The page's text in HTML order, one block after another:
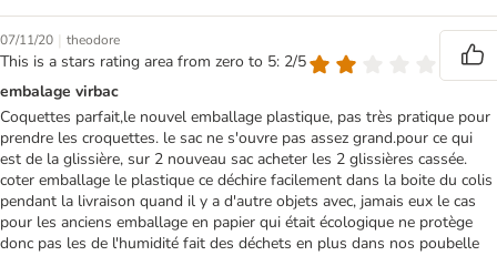
07/11/20 | theodore
This is a stars rating area from zero to 5: 2/5
embalage virbac
Coquettes parfait,le nouvel emballage plastique, pas très pratique pour
prendre les croquettes. le sac ne s'ouvre pas assez grand.pour ce qui
est de la glissière, sur 2 nouveau sac acheter les 2 glissières cassée.
coter emballage le plastique ce déchire facilement dans la boite du colis
pendant la livraison quand il y a d'autre objets avec, jamais eux le cas
pour les anciens emballage en papier qui était écologique ne protège
donc pas les de l'humidité fait des déchets en plus dans nos poubelle